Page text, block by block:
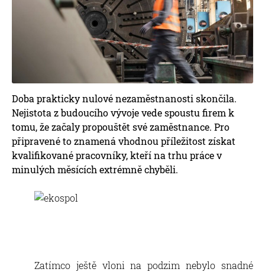
Doba prakticky nulové nezaměstnanosti skončila.
Nejistota z budoucího vývoje vede spoustu firem k
tomu, že začaly propouštět své zaměstnance. Pro
připravené to znamená vhodnou příležitost získat
kvalifikované pracovníky, kteří na trhu práce v
minulých měsících extrémně chyběli.
Zatímco ještě vloni na podzim nebylo snadné